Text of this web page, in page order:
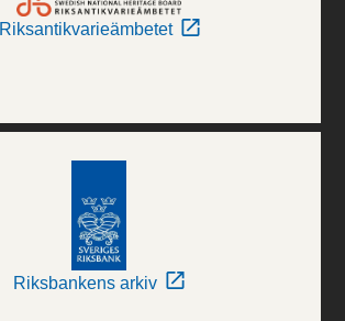
Riksantikvarieämbetet
Riksbankens arkiv